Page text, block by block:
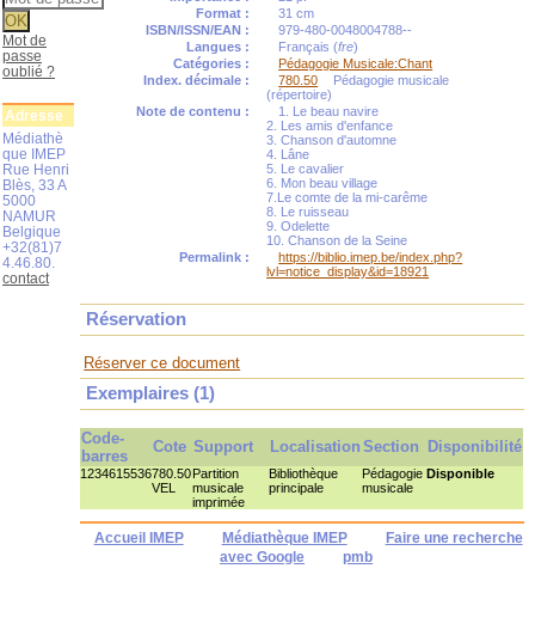
Format :
31 cm
ISBN/ISSN/EAN :
979-480-0048004788--
Langues :
Français (fre)
Catégories :
Pédagogie Musicale:Chant
Index. décimale :
780.50
Pédagogie musicale
(répertoire)
Note de contenu :
1. Le beau navire
2. Les amis d'enfance
3. Chanson d'automne
4. Lâne
5. Le cavalier
6. Mon beau village
7.Le comte de la mi-carême
8. Le ruisseau
9. Odelette
10. Chanson de la Seine
Permalink :
https://biblio.imep.be/index.php?
lvl=notice_display&id=18921
Réservation
Réserver ce document
Exemplaires (1)
Code-
barres
Cote Support Localisation Section Disponibilité
1234615536780.50
VEL
Partition
musicale
imprimée
Bibliothèque
principale
Pédagogie
musicale
Disponible
Accueil IMEP Médiathèque IMEP
Faire une recherche
avec Google
pmb
Mot de
passe
oublié ?
Adresse
Médiathè
que IMEP
Rue Henri
Blès, 33 A
5000
NAMUR
Belgique
+32(81)7
4.46.80.
contact